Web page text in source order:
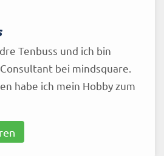
Tenbuss und ich bin
bei mindsquare.
habe ich mein Hobby zum